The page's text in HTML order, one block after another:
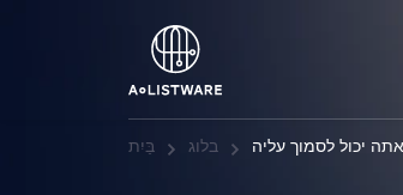
בַּיִת בלוג יכול לסמוך עליה